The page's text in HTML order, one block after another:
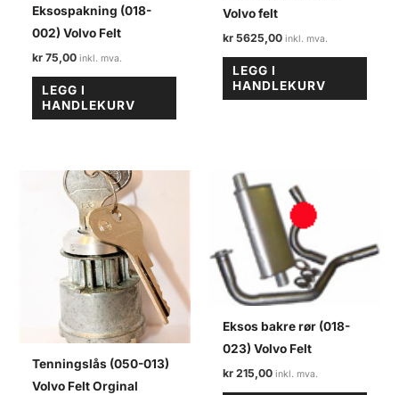
Eksospakning (018-
002) Volvo Felt
kr 75,00
LEGG I
HANDLEKURV
Volvo felt
kr 5625,00
LEGG I
HANDLEKURV
Tenningslås (050-013)
Volvo Felt Orginal
Eksos bakre rør (018-
023) Volvo Felt
kr 215,00